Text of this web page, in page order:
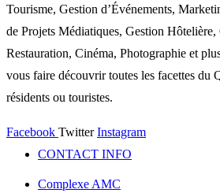
Tourisme, Gestion d’Événements,
de Projets Médiatiques, Gestion
Restauration, Cinéma, Photographie et
vous faire découvrir toutes les facettes du
résidents ou touristes.
Facebook Twitter Instagram
CONTACT INFO
Complexe AMC